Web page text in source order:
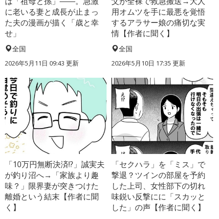
に老いる妻と成長が止まっ
た夫の漫画が描く「歳と幸
せ」
全国
2026年5月11日 09:43 更新
用オムツを手に最悪を覚悟
するアラサー娘の痛切な実
情【作者に聞く】
全国
2026年5月10日 17:35 更新
「10万円無断決済!?」誠実夫
が釣り沼へ→「家族より趣
味？」限界妻が突きつけた
離婚という結末【作者に聞
く】
「セクハラ」を「ミス」で
撃退？ツインの部屋を予約
した上司、女性部下の切れ
味鋭い反撃にに「スカッと
した」の声【作者に聞く】